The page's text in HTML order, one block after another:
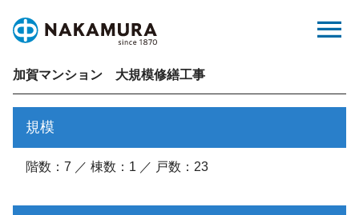
content
menu
加賀マンション 大規模修繕工事
規模
階数：7 ／ 棟数：1 ／ 戸数：23